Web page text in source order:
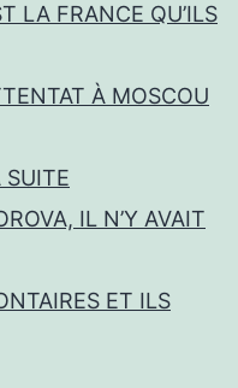
LA FRANCE QU’ILS
À MOSCOU
SUITE
IL N’Y AVAIT
ET ILS